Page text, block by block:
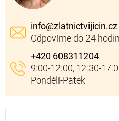
info@zlatnictvijicin.cz
+420 608311204